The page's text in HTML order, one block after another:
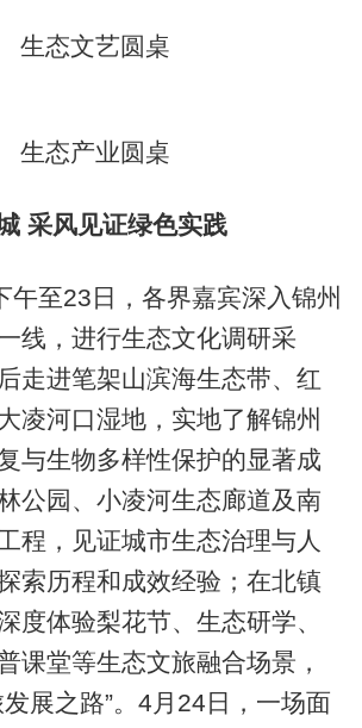
生态文艺圆桌
生态产业圆桌
采风见证绿色实践
午至23日，各界嘉宾深入锦州
线，进行生态文化调研采
走进笔架山滨海生态带、红
凌河口湿地，实地了解锦州
与生物多样性保护的显著成
公园、小凌河生态廊道及南
程，见证城市生态治理与人
索历程和成效经验；在北镇
度体验梨花节、生态研学、
课堂等生态文旅融合场景，
展之路”。4月24日，一场面